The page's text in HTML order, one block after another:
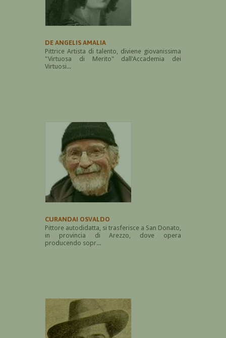
DE ANGELIS AMALIA
Pittrice Artista di talento, diviene giovanissima
"Virtuosa di Merito" dall'Accademia dei
Virtuosi...
CURANDAI OSVALDO
Pittore autodidatta, si trasferisce a San Donato,
in provincia di Arezzo, dove opera
producendo sopr...